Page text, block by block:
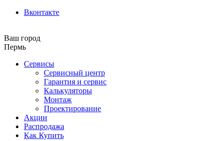
Вконтакте
Ваш город
Пермь
Сервисы
Сервисный центр
Гарантия и сервис
Калькуляторы
Монтаж
Проектирование
Акции
Распродажа
Как Купить